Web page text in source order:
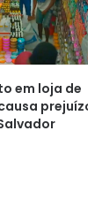
em loja de
prejuízo